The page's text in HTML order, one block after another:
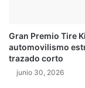
Gran Premio Tire
automovilismo
trazado corto
junio 30, 2026